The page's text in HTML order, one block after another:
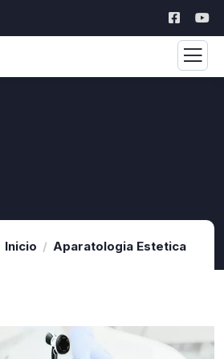
Inicio Aparatologia Estetica